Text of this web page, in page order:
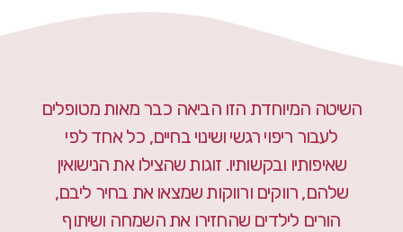
השיטה המיוחדת הזו הביאה כבר מאות מטופלים
לעבור ריפוי רגשי ושינוי בחיים, כל אחד לפי
שאיפותיו ובקשותיו. זוגות שהצילו את הנישואין
שלהם, רווקים ורווקות שמצאו את בחיר ליבם,
הורים לילדים שהחזירו את השמחה ושיתוף